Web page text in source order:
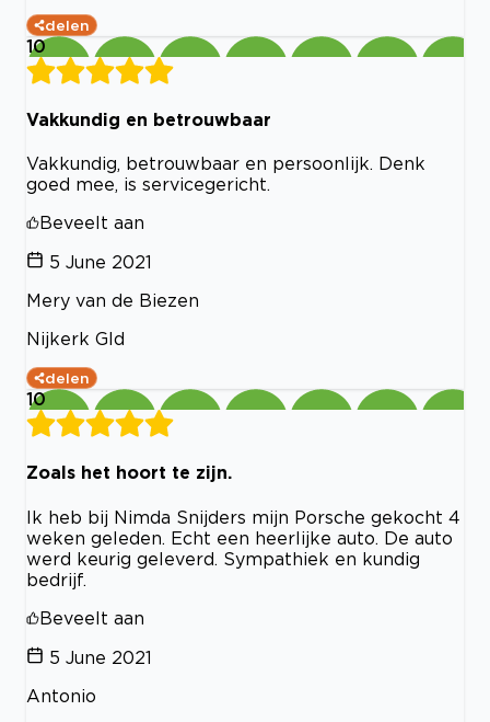
delen
10
Vakkundig en betrouwbaar
Vakkundig, betrouwbaar en persoonlijk. Denk
goed mee, is servicegericht.
Beveelt aan
5 June 2021
Mery van de Biezen
Nijkerk Gld
delen
10
Zoals het hoort te zijn.
Ik heb bij Nimda Snijders mijn Porsche gekocht 4
weken geleden. Echt een heerlijke auto. De auto
werd keurig geleverd. Sympathiek en kundig
bedrijf.
Beveelt aan
5 June 2021
Antonio